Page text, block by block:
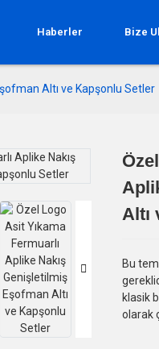
Haberler Bize
Altı ve Kapşonlu Setler
Altı
Bu
klasik
olarak